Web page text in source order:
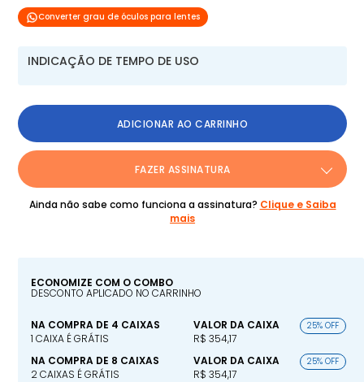
Converter grau de óculos para lentes
INDICAÇÃO DE TEMPO DE USO
ADICIONAR AO CARRINHO
FAZER ASSINATURA
Ainda não sabe como funciona a assinatura? Clique e Saiba
mais
ECONOMIZE COM O COMBO
DESCONTO APLICADO NO CARRINHO
NA COMPRA DE 4 CAIXAS
1 CAIXA É GRÁTIS
VALOR DA CAIXA
R$ 354,17
25% OFF
NA COMPRA DE 8 CAIXAS
2 CAIXAS É GRÁTIS
VALOR DA CAIXA
R$ 354,17
25% OFF